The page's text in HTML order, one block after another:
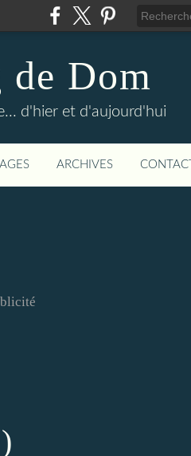
Dom
d'hier et d'aujourd'hui
ARCHIVES CONTACT